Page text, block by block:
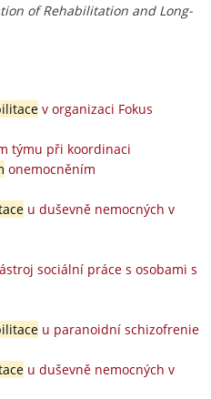
of Rehabilitation and Long-
v organizaci Fokus
týmu při koordinaci
onemocněním
u duševně nemocných v
sociální práce s osobami s
u paranoidní schizofrenie
u duševně nemocných v